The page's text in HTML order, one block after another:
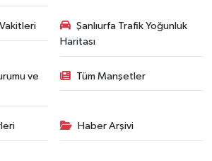
Şanlıurfa Trafik Yoğunluk
Haritası
ve
Tüm Manşetler
Haber Arşivi